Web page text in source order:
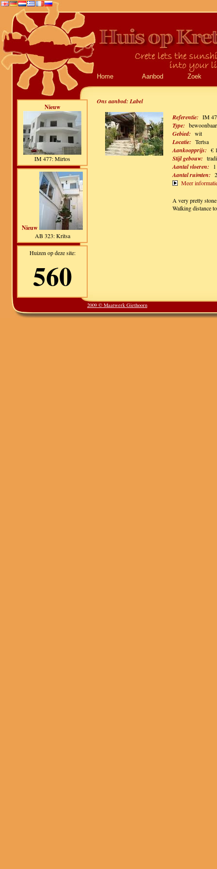
Home Aanbod Zoek
Nieuw
IM 477: Mirtos
Nieuw
AB 323: Kritsa
Huizen op deze site:
560
Ons aanbod: Label
Referentie: IM
Type:
Gebied: wit
Locatie: Tertsa
Aankoopprijs: €
Stijl gebouw:
Aantal vloeren: 1
Aantal ruimten: 2
Meer
A very pretty
Walking distance
2009 © Maatwerk Giethoorn